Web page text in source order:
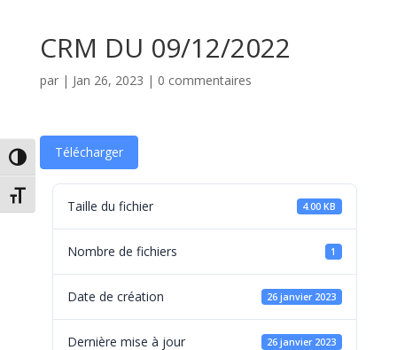
Passer en contraste élevé
Changer la taille de la police
CRM DU 09/12/2022
par | Jan 26, 2023 | 0 commentaires
Télécharger
Taille du fichier 4.00 KB
Nombre de fichiers 1
Date de création 26 janvier 2023
Dernière mise à jour 26 janvier 2023